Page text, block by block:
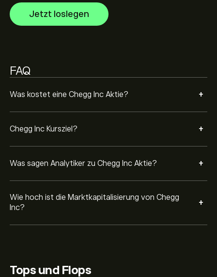
Jetzt loslegen
FAQ
Was kostet eine Chegg Inc Aktie? +
Chegg Inc Kursziel? +
Was sagen Analytiker zu Chegg Inc Aktie? +
Wie hoch ist die Marktkapitalisierung von Chegg
Inc?
+
115.32M‎$‎ USD
Tops und Flops